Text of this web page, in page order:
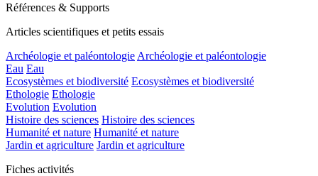
Références & Supports
Articles scientifiques et petits essais
Archéologie et paléontologie Archéologie et paléontologie
Eau Eau
Ecosystèmes et biodiversité Ecosystèmes et biodiversité
Ethologie Ethologie
Evolution Evolution
Histoire des sciences Histoire des sciences
Humanité et nature Humanité et nature
Jardin et agriculture Jardin et agriculture
Fiches activités